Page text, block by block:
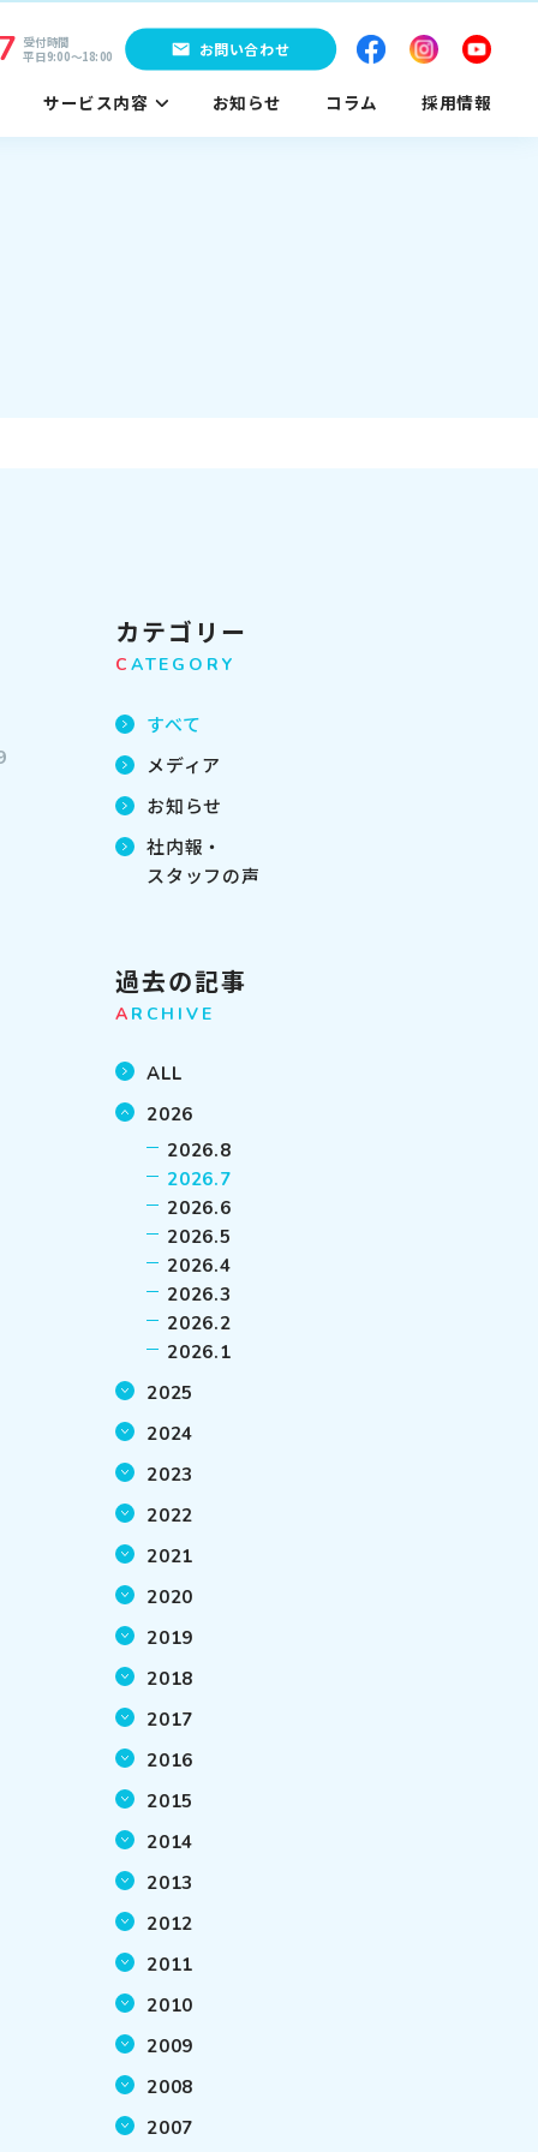
受付時間
平日9:00〜18:00
お問い合わせ
サービス内容 お知らせ コラム 採用情報
カテゴリー
C ATEGORY
すべて
メディア
お知らせ
社内報・
スタッフの声
過去の記事
A RCHIVE
ALL
2026
2026.8
2026.7
2026.6
2026.5
2026.4
2026.3
2026.2
2026.1
2025
2024
2023
2022
2021
2020
2019
2018
2017
2016
2015
2014
2013
2012
2011
2010
2009
2008
2007